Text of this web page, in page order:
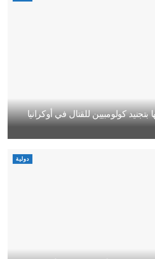
كولومبيين للقتال في أوكرانيا
دولية